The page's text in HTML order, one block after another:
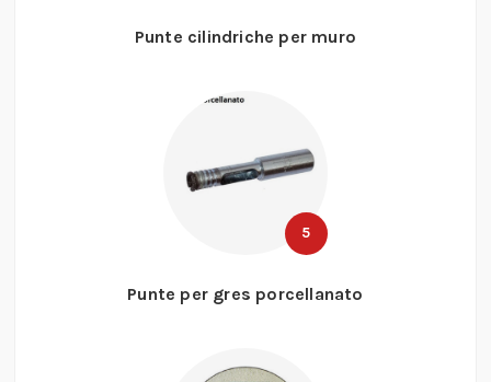
Punte cilindriche per muro
5
Punte per gres porcellanato